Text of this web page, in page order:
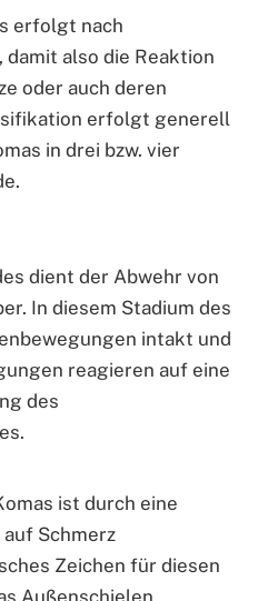
erfolgt nach
also die Reaktion
oder auch deren
erfolgt generell
in drei bzw. vier
dient der Abwehr von
In diesem Stadium des
intakt und
reagieren auf eine
des
ist durch eine
Schmerz
Zeichen für diesen
Außenschielen.